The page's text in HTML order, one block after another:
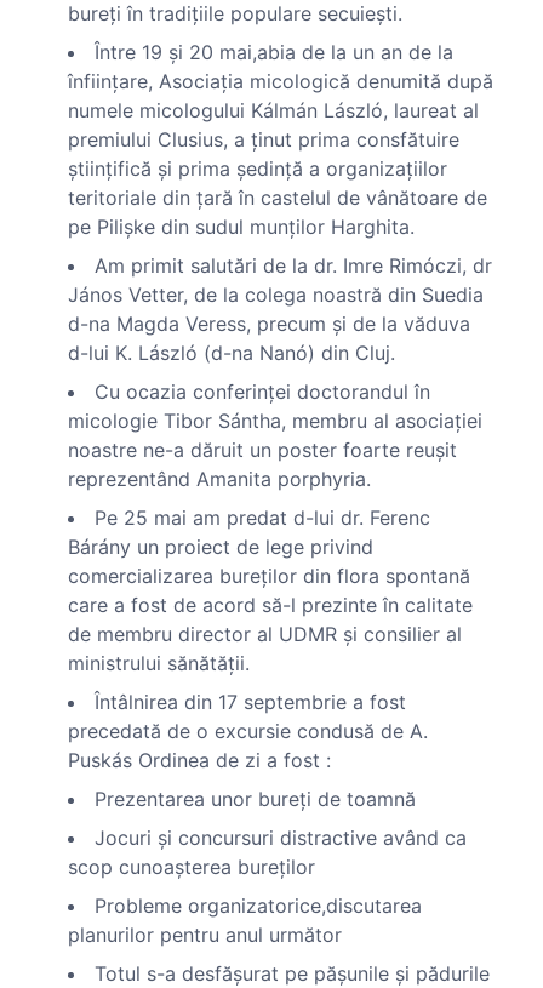
bureţi în tradiţiile populare secuieşti.
Între 19 şi 20 mai,abia de la un an de la
înfiinţare, Asociaţia micologică denumită după
numele micologului Kálmán László, laureat al
premiului Clusius, a ţinut prima consfătuire
ştiinţifică şi prima şedinţă a organizaţiilor
teritoriale din ţară în castelul de vânătoare de
pe Pilişke din sudul munţilor Harghita.
Am primit salutări de la dr. Imre Rimóczi, dr
János Vetter, de la colega noastră din Suedia
d-na Magda Veress, precum şi de la văduva
d-lui K. László (d-na Nanó) din Cluj.
Cu ocazia conferinţei doctorandul în
micologie Tibor Sántha, membru al asociaţiei
noastre ne-a dăruit un poster foarte reuşit
reprezentând Amanita porphyria.
Pe 25 mai am predat d-lui dr. Ferenc
Bárány un proiect de lege privind
comercializarea bureţilor din flora spontană
care a fost de acord să-l prezinte în calitate
de membru director al UDMR şi consilier al
ministrului sănătăţii.
Întâlnirea din 17 septembrie a fost
precedată de o excursie condusă de A.
Puskás Ordinea de zi a fost :
Prezentarea unor bureţi de toamnă
Jocuri şi concursuri distractive având ca
scop cunoaşterea bureţilor
Probleme organizatorice,discutarea
planurilor pentru anul următor
Totul s-a desfăşurat pe păşunile şi pădurile